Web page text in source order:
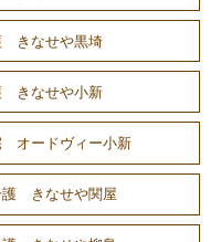
きなせや黒埼
きなせや小新
オードヴィー小新
護 きなせや関屋